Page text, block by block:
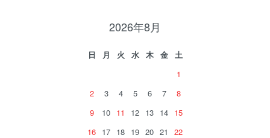
2026年8月
日 月 火 水 木 金
土
1
2
3 4 5 6 7
8
9
10 11 12 13 14 15
16 17 18 19 20 21
22